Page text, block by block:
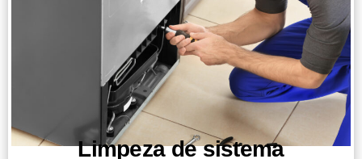
Limpeza de sistema